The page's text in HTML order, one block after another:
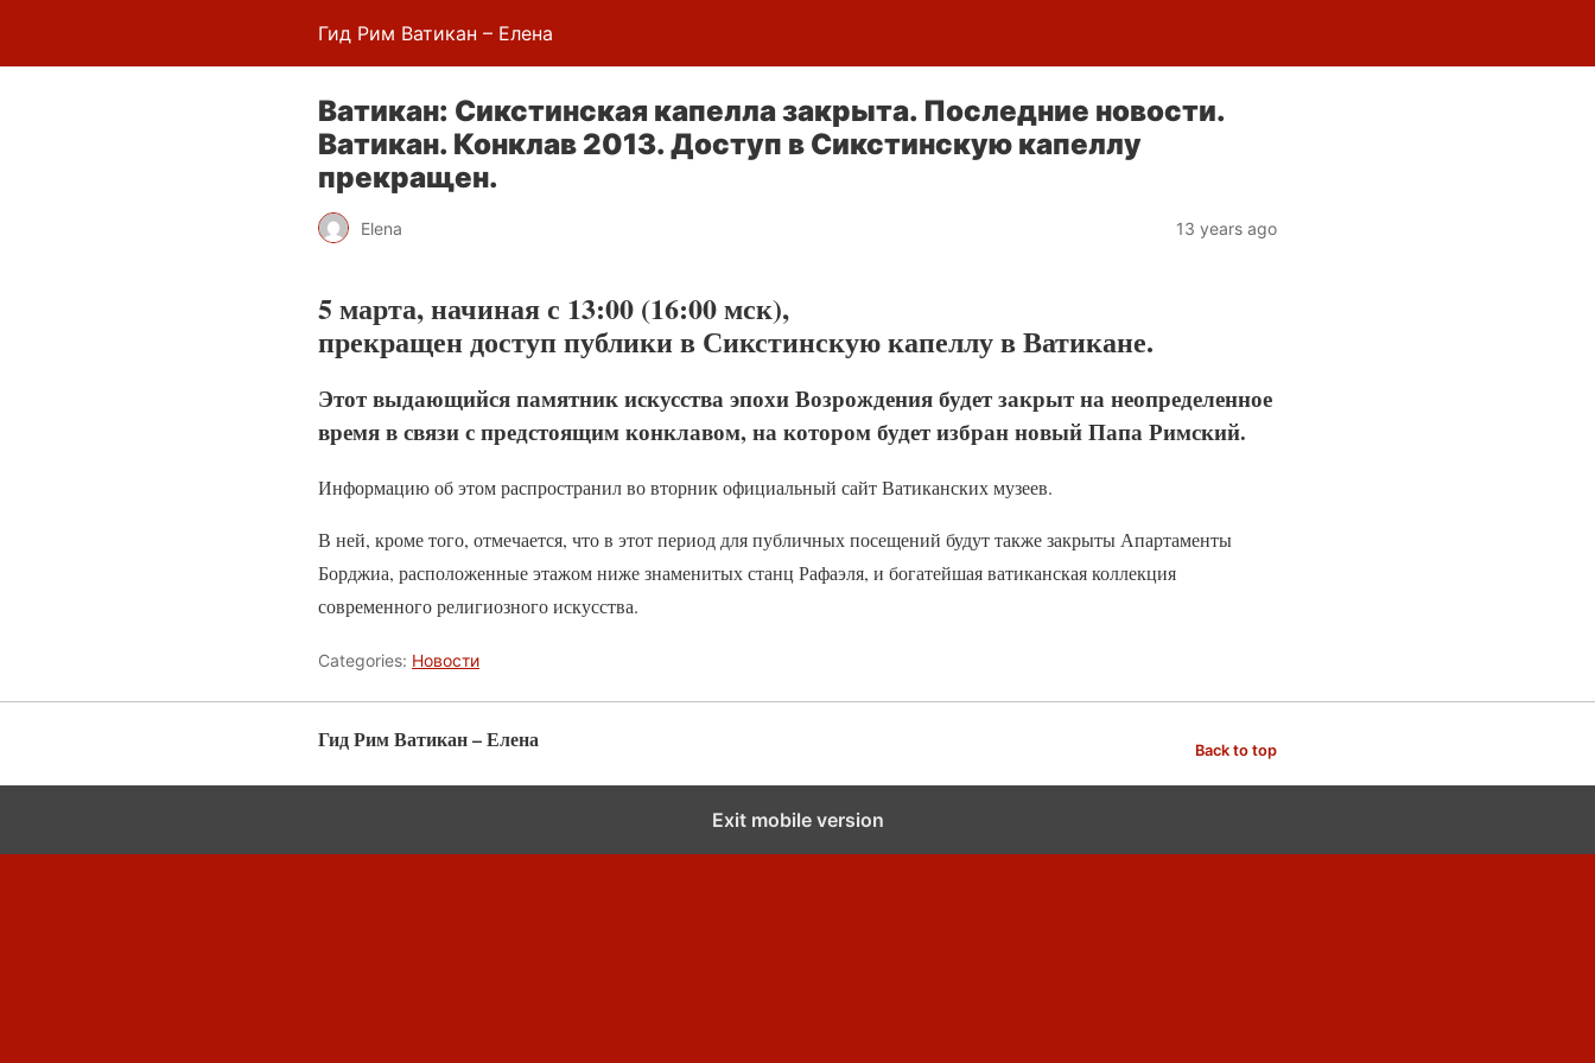
Гид Рим Ватикан – Елена
Ватикан: Сикстинская капелла закрыта. Последние новости.
Ватикан. Конклав 2013. Доступ в Сикстинскую капеллу
прекращен.
Elena 13 years ago
5 марта, начиная с 13:00 (16:00 мск),
прекращен доступ публики в Сикстинскую капеллу в Ватикане.
Этот выдающийся памятник искусства эпохи Возрождения будет закрыт на неопределенное
время в связи с предстоящим конклавом, на котором будет избран новый Папа Римский.
Информацию об этом распространил во вторник официальный сайт Ватиканских музеев.
В ней, кроме того, отмечается, что в этот период для публичных посещений будут также закрыты Апартаменты
Борджиа, расположенные этажом ниже знаменитых станц Рафаэля, и богатейшая ватиканская коллекция
современного религиозного искусства.
Categories: Новости
Гид Рим Ватикан – Елена Back to top
Exit mobile version